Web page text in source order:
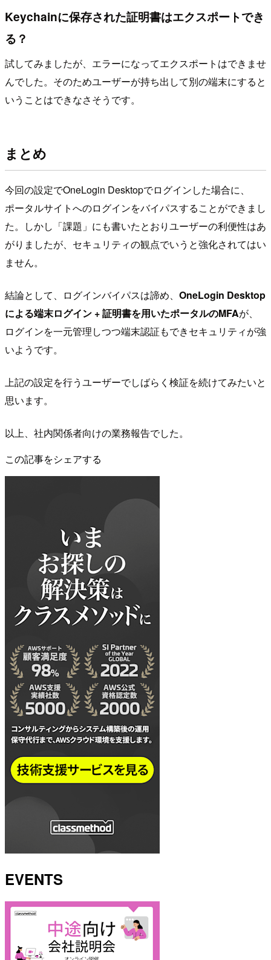
Keychainに保存された証明書はエクスポートでき
る？
試してみましたが、エラーになってエクスポートはできませ
んでした。そのためユーザーが持ち出して別の端末にすると
いうことはできなさそうです。
まとめ
今回の設定でOneLogin Desktopでログインした場合に、
ポータルサイトへのログインをバイパスすることができまし
た。しかし「課題」にも書いたとおりユーザーの利便性はあ
がりましたが、セキュリティの観点でいうと強化されてはい
ません。
結論として、ログインバイパスは諦め、 OneLogin Desktop
による端末ログイン + 証明書を用いたポータルのMFAが、
ログインを一元管理しつつ端末認証もできセキュリティが強
いようです。
上記の設定を行うユーザーでしばらく検証を続けてみたいと
思います。
以上、社内関係者向けの業務報告でした。
この記事をシェアする
EVENTS